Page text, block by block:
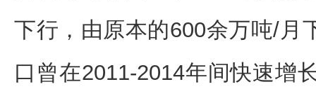
下行，由原本的600余万吨/月
口曾在2011-2014年间快速增